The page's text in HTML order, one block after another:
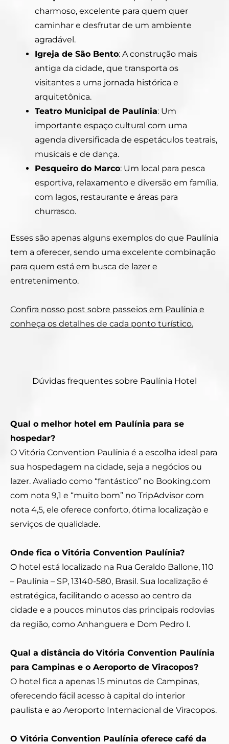
charmoso, excelente para quem quer
caminhar e desfrutar de um ambiente
agradável.
Igreja de São Bento: A construção mais
antiga da cidade, que transporta os
visitantes a uma jornada histórica e
arquitetônica.
Teatro Municipal de Paulínia: Um
importante espaço cultural com uma
agenda diversificada de espetáculos teatrais,
musicais e de dança.
Pesqueiro do Marco: Um local para pesca
esportiva, relaxamento e diversão em família,
com lagos, restaurante e áreas para
churrasco.
Esses são apenas alguns exemplos do que Paulínia
tem a oferecer, sendo uma excelente combinação
para quem está em busca de lazer e
entretenimento.
Confira nosso post sobre passeios em Paulínia e
conheça os detalhes de cada ponto turístico.
Dúvidas frequentes sobre Paulínia Hotel
Qual o melhor hotel em Paulínia para se
hospedar?
O Vitória Convention Paulínia é a escolha ideal para
sua hospedagem na cidade, seja a negócios ou
lazer. Avaliado como “fantástico” no Booking.com
com nota 9,1 e “muito bom” no TripAdvisor com
nota 4,5, ele oferece conforto, ótima localização e
serviços de qualidade.
Onde fica o Vitória Convention Paulínia?
O hotel está localizado na Rua Geraldo Ballone, 110
– Paulínia – SP, 13140-580, Brasil. Sua localização é
estratégica, facilitando o acesso ao centro da
cidade e a poucos minutos das principais rodovias
da região, como Anhanguera e Dom Pedro I.
Qual a distância do Vitória Convention Paulínia
para Campinas e o Aeroporto de Viracopos?
O hotel fica a apenas 15 minutos de Campinas,
oferecendo fácil acesso à capital do interior
paulista e ao Aeroporto Internacional de Viracopos.
O Vitória Convention Paulínia oferece café da